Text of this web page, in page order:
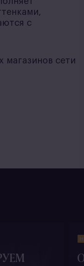
с
магазинов сети